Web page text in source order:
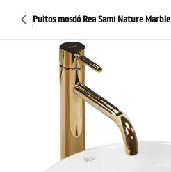
Pultos mosdó Rea Sami Nature Marble